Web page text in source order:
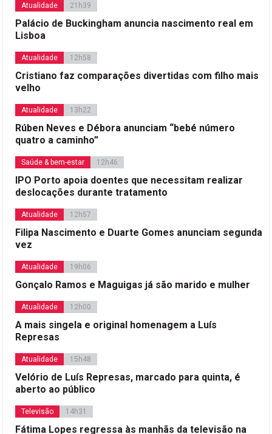
Atualidade 21h39
Palácio de Buckingham anuncia nascimento real em
Lisboa
Atualidade 12h58
Cristiano faz comparações divertidas com filho mais
velho
Atualidade 13h22
Rúben Neves e Débora anunciam “bebé número
quatro a caminho”
Saúde & bem-estar 12h46
IPO Porto apoia doentes que necessitam realizar
deslocações durante tratamento
Atualidade 12h57
Filipa Nascimento e Duarte Gomes anunciam segunda
vez
Atualidade 19h06
Gonçalo Ramos e Maguigas já são marido e mulher
Atualidade 12h00
A mais singela e original homenagem a Luís
Represas
Atualidade 15h48
Velório de Luís Represas, marcado para quinta, é
aberto ao público
Televisão 14h31
Fátima Lopes regressa às manhãs da televisão na